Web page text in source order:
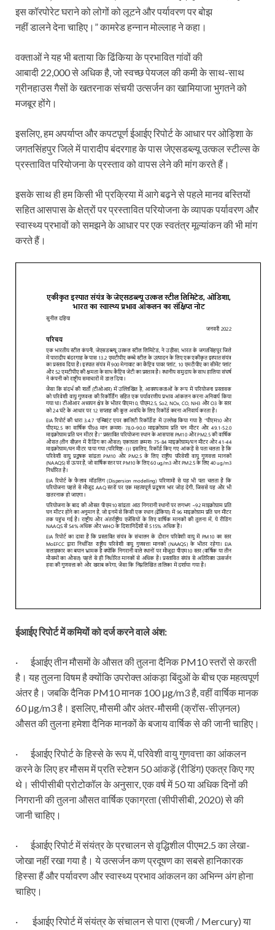
इस कॉरपोरेट घराने को लोगों को लूटने और पर्यावरण पर बोझ
नहीं डालने देना चाहिए।” कामरेड हन्नान मोल्लाह ने कहा।
वक्ताओं ने यह भी बताया कि ढिंकिया के प्रभावित गांवों की
आबादी 22,000 से अधिक है, जो स्वच्छ पेयजल की कमी के साथ-साथ
ग्रीनहाउस गैसों के खतरनाक संचयी उत्सर्जन का खामियाजा भुगतने को
मजबूर होंगे।
इसलिए, हम अपर्याप्त और कपटपूर्ण ईआईए रिपोर्ट के आधार पर ओड़िशा के
जगतसिंहपुर जिले में पारादीप बंदरगाह के पास जेएसडब्ल्यू उत्कल स्टील्स के
प्रस्तावित परियोजना के प्रस्ताव को वापस लेने की मांग करते हैं।
इसके साथ ही हम किसी भी प्रक्रिया में आगे बढ़ने से पहले मानव बस्तियों
सहित आसपास के क्षेत्रों पर प्रस्तावित परियोजना के व्यापक पर्यावरण और
स्वास्थ्य प्रभावों को समझने के आधार पर एक स्वतंत्र मूल्यांकन की भी मांग
करते हैं।
ईआईए रिपोर्ट में कमियों को दर्ज करने वाले अंश:
· ईआईए तीन मौसमों के औसत की तुलना दैनिक PM10 स्तरों से करती
है। यह तुलना विषम है क्योंकि उपरोक्त आंकड़ा बिंदुओं के बीच एक महत्वपूर्ण
अंतर है। जबकि दैनिक PM10 मानक 100 μg/m3 है, वहीं वार्षिक मानक
60 μg/m3 है। इसलिए, मौसमी और अंतर-मौसमी (क्रॉस-सीज़नल)
औसत की तुलना हमेशा दैनिक मानकों के बजाय वार्षिक से की जानी चाहिए।
· ईआईए रिपोर्ट के हिस्से के रूप में, परिवेशी वायु गुणवत्ता का आंकलन
करने के लिए हर मौसम में प्रति स्टेशन 50 आंकड़ें (रीडिंग) एकत्र किए गए
थे। सीपीसीबी प्रोटोकॉल के अनुसार, एक वर्ष में 50 या अधिक दिनों की
निगरानी की तुलना औसत वार्षिक एकाग्रता (सीपीसीबी, 2020) से की
जानी चाहिए।
· ईआईए रिपोर्ट में संयंत्र के प्रचालन से वृद्धिशील पीएम2.5 का लेखा-
जोखा नहीं रखा गया है। ये उत्सर्जन कण प्रदूषण का सबसे हानिकारक
हिस्सा हैं और पर्यावरण और स्वास्थ्य प्रभाव आंकलन का अभिन्न अंग होना
चाहिए।
· ईआईए रिपोर्ट में संयंत्र के संचालन से पारा (एचजी / Mercury) या